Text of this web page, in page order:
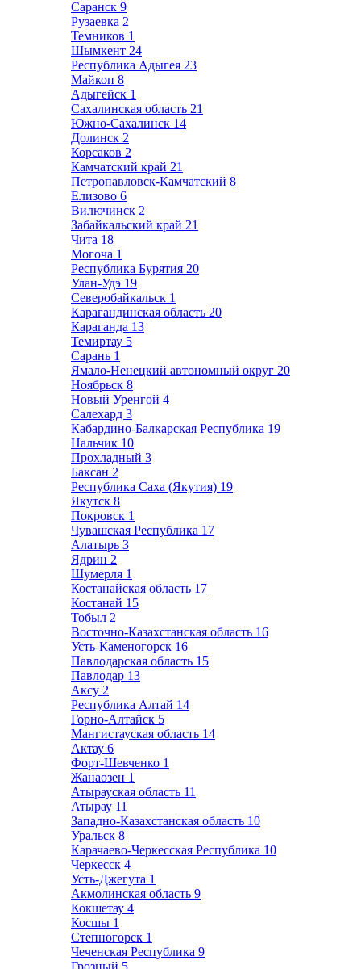
Саранск 9
Рузаевка 2
Темников 1
Шымкент 24
Республика Адыгея 23
Майкоп 8
Адыгейск 1
Сахалинская область 21
Южно-Сахалинск 14
Долинск 2
Корсаков 2
Камчатский край 21
Петропавловск-Камчатский 8
Елизово 6
Вилючинск 2
Забайкальский край 21
Чита 18
Могоча 1
Республика Бурятия 20
Улан-Удэ 19
Северобайкальск 1
Карагандинская область 20
Караганда 13
Темиртау 5
Сарань 1
Ямало-Ненецкий автономный округ 20
Ноябрьск 8
Новый Уренгой 4
Салехард 3
Кабардино-Балкарская Республика 19
Нальчик 10
Прохладный 3
Баксан 2
Республика Саха (Якутия) 19
Якутск 8
Покровск 1
Чувашская Республика 17
Алатырь 3
Ядрин 2
Шумерля 1
Костанайская область 17
Костанай 15
Тобыл 2
Восточно-Казахстанская область 16
Усть-Каменогорск 16
Павлодарская область 15
Павлодар 13
Аксу 2
Республика Алтай 14
Горно-Алтайск 5
Мангистауская область 14
Актау 6
Форт-Шевченко 1
Жанаозен 1
Атырауская область 11
Атырау 11
Западно-Казахстанская область 10
Уральск 8
Карачаево-Черкесская Республика 10
Черкесск 4
Усть-Джегута 1
Акмолинская область 9
Кокшетау 4
Косшы 1
Степногорск 1
Чеченская Республика 9
Грозный 5